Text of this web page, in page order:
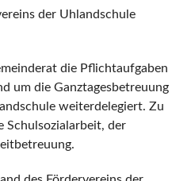
der Uhlandschule
die Pflichtaufgaben
um die Ganztagesbetreuung
weiterdelegiert. Zu
Schulsozialarbeit, der